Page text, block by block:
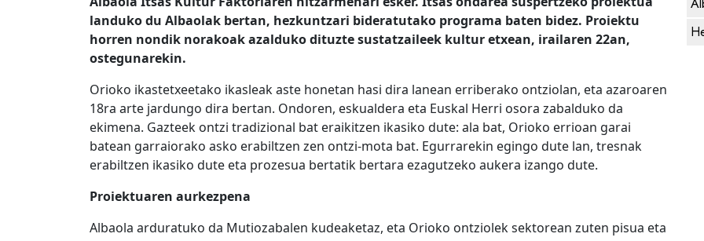
landuko du Albaolak bertan, hezkuntzari bideratutako programa baten bidez. Proiektu
horren nondik norakoak azalduko dituzte sustatzaileek kultur etxean, irailaren 22an,
ostegunarekin.
Orioko ikastetxeetako ikasleak aste honetan hasi dira lanean erriberako ontziolan, eta azaroaren
18ra arte jardungo dira bertan. Ondoren, eskualdera eta Euskal Herri osora zabalduko da
ekimena. Gazteek ontzi tradizional bat eraikitzen ikasiko dute: ala bat, Orioko errioan garai
batean garraiorako asko erabiltzen zen ontzi-mota bat. Egurrarekin egingo dute lan, tresnak
erabiltzen ikasiko dute eta prozesua bertatik bertara ezagutzeko aukera izango dute.
Proiektuaren aurkezpena
Albaola arduratuko da Mutiozabalen kudeaketaz, eta Orioko ontziolek sektorean zuten pisua eta